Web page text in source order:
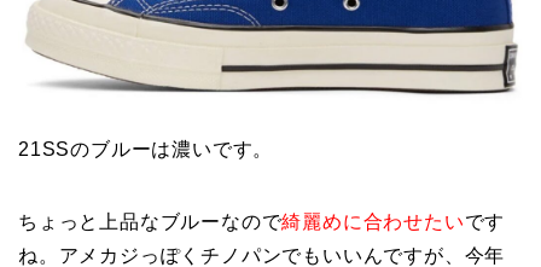
21SSのブルーは濃いです。
ちょっと上品なブルーなので綺麗めに合わせたいです
ね。アメカジっぽくチノパンでもいいんですが、今年